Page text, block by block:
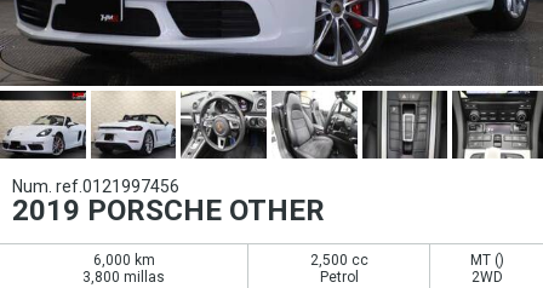
Num. ref.0121997456
2019 PORSCHE OTHER
6,000 km
3,800 millas
2,500 cc
Petrol
MT ()
2WD